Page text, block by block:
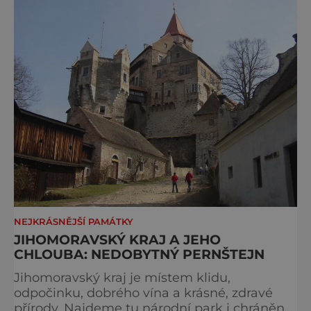
NEJKRÁSNĚJŠÍ PAMÁTKY
JIHOMORAVSKÝ KRAJ A JEHO
CHLOUBA: NEDOBYTNÝ PERNŠTEJN
Jihomoravský kraj je místem klidu,
odpočinku, dobrého vína a krásné, zdravé
přírody. Najdeme tu národní park i chráněné